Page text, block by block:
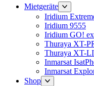
Mietgeräte
Iridium
Iridium 9555
Iridium GO!
Thuraya XT-
Thuraya XT-
Inmarsat
Inmarsat
Shop